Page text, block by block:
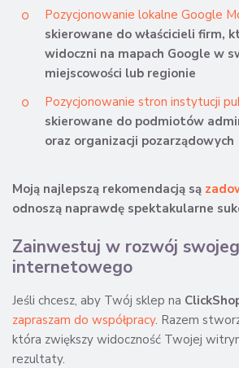
Pozycjonowanie lokalne Google
skierowane do właścicieli firm,
widoczni na mapach Google w
miejscowości lub regionie
Pozycjonowanie stron instytucji
skierowane do podmiotów
oraz organizacji pozarządowych
Moją najlepszą rekomendacją są
odnoszą naprawdę spektakularne
Zainwestuj w rozwój
internetowego
Jeśli chcesz, aby Twój sklep na
zapraszam do współpracy. Razem
która zwiększy widoczność Twojej
rezultaty.